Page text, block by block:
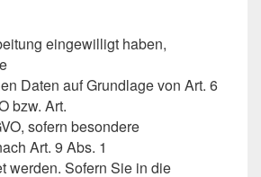
eingewilligt haben,
Daten auf Grundlage von Art. 6
bzw. Art.
sofern besondere
Art. 9 Abs. 1
werden. Sofern Sie in die